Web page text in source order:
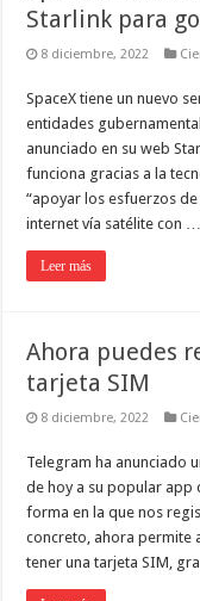
Starlink para
8 diciembre, 2022
SpaceX tiene un nuevo
entidades
anunciado en su web
funciona gracias a la
“apoyar los esfuerzos
internet vía satélite con …
Leer más
Ahora puedes
tarjeta SIM
8 diciembre, 2022
Telegram ha anunciado
de hoy a su popular app
forma en la que nos
concreto, ahora permite
tener una tarjeta SIM,